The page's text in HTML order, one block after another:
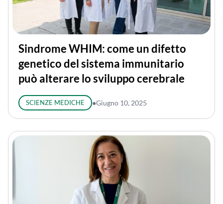
Sindrome WHIM: come un difetto
genetico del sistema immunitario
può alterare lo sviluppo cerebrale
SCIENZE MEDICHE ●Giugno 10, 2025